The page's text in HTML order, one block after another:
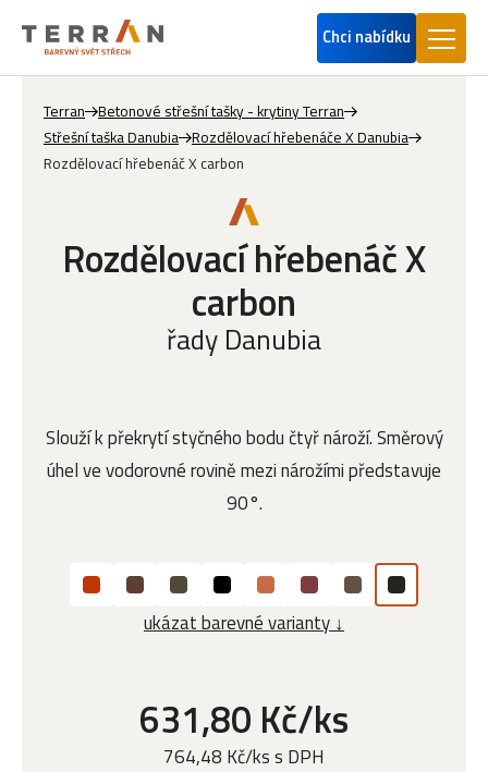
Chci nabídku
Terran
Betonové střešní tašky - krytiny Terran
Střešní taška Danubia Rozdělovací hřebenáče X Danubia
Rozdělovací hřebenáč X carbon
Rozdělovací hřebenáč X
carbon
řady Danubia
Slouží k překrytí styčného bodu čtyř nároží. Směrový
úhel ve vodorovné rovině mezi nárožími představuje
90°.
ukázat barevné varianty ↓
631,80 Kč/ks
764,48 Kč/ks s DPH